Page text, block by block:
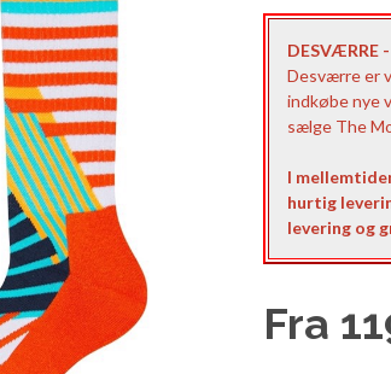
DESVÆRRE -
Desværre er
indkøbe nye
sælge The
I
hurtig
levering og
Fra